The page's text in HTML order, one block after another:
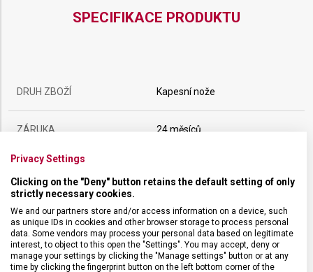
SPECIFIKACE PRODUKTU
DRUH ZBOŽÍ Kapesní nože
ZÁRUKA 24 měsíců
HMOTNOST
POČET FUNKCÍ
VELIKOST 5,8 x 1,8 cm
Privacy Settings
Clicking on the "Deny" button retains the default setting of only
strictly necessary cookies.
We and our partners store and/or access information on a device, such
as unique IDs in cookies and other browser storage to process personal
data. Some vendors may process your personal data based on legitimate
interest, to object to this open the "Settings". You may accept, deny or
manage your settings by clicking the "Manage settings" button or at any
time by clicking the fingerprint button on the left bottom corner of the